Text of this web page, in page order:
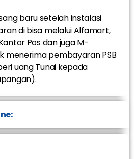
baru setelah instalasi
di bisa melalui Alfamart,
Pos dan juga M-
menerima pembayaran PSB
uang Tunai kepada